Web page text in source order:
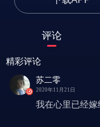
评论
精彩评论
苏二零
2020年11月21日
我在心里已经嫁